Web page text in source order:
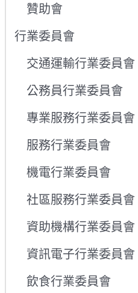
贊助會
行業委員會
交通運輸行業委員會
公務員行業委員會
專業服務行業委員會
服務行業委員會
機電行業委員會
社區服務行業委員會
資助機構行業委員會
資訊電子行業委員會
飲食行業委員會